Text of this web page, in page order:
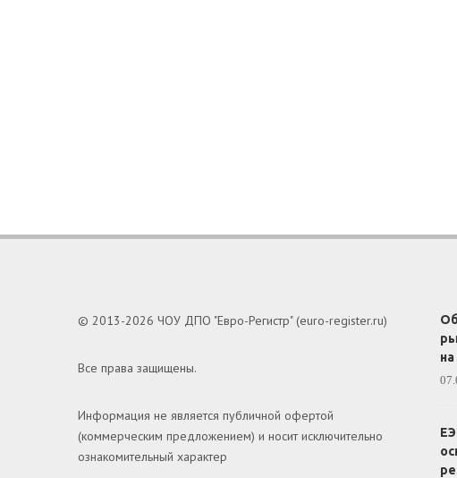
© 2013-2026 ЧОУ ДПО "Евро-Регистр" (euro-register.ru)
Все права защищены.
Информация не является публичной офертой
(коммерческим предложением) и носит исключительно
ознакомительный характер